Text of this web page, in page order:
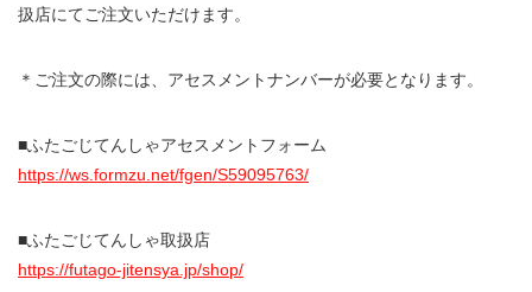
扱店にてご注文いただけます。
＊ご注文の際には、アセスメントナンバーが必要となります。
■ふたごじてんしゃアセスメントフォーム
https://ws.formzu.net/fgen/S59095763/
■ふたごじてんしゃ取扱店
https://futago-jitensya.jp/shop/